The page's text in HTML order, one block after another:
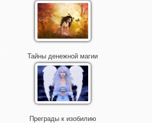
Тайны денежной магии
Преграды к изобилию